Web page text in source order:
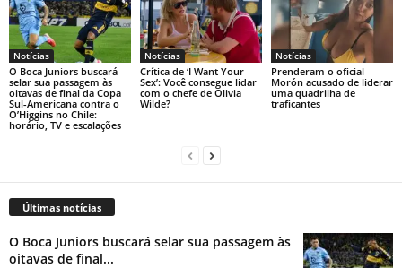
Notícias
O Boca Juniors buscará
selar sua passagem às
oitavas de final da Copa
Sul-Americana contra o
O’Higgins no Chile:
horário, TV e escalações
Notícias
Crítica de ‘I Want Your
Sex’: Você consegue lidar
com o chefe de Olivia
Wilde?
Notícias
Prenderam o oficial
Morón acusado de liderar
uma quadrilha de
traficantes
Últimas notícias
O Boca Juniors buscará selar sua passagem às
oitavas de final...